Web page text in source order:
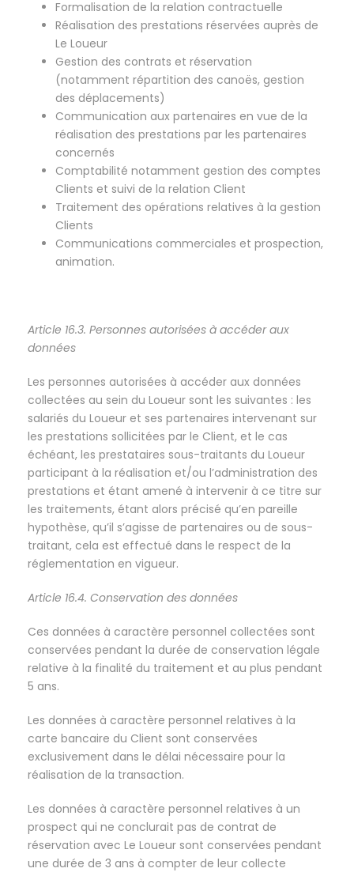
Formalisation de la relation contractuelle
Réalisation des prestations réservées auprès de
Le Loueur
Gestion des contrats et réservation
(notamment répartition des canoës, gestion
des déplacements)
Communication aux partenaires en vue de la
réalisation des prestations par les partenaires
concernés
Comptabilité notamment gestion des comptes
Clients et suivi de la relation Client
Traitement des opérations relatives à la gestion
Clients
Communications commerciales et prospection,
animation.
Article 16.3. Personnes autorisées à accéder aux
données
Les personnes autorisées à accéder aux données
collectées au sein du Loueur sont les suivantes : les
salariés du Loueur et ses partenaires intervenant sur
les prestations sollicitées par le Client, et le cas
échéant, les prestataires sous-traitants du Loueur
participant à la réalisation et/ou l’administration des
prestations et étant amené à intervenir à ce titre sur
les traitements, étant alors précisé qu’en pareille
hypothèse, qu’il s’agisse de partenaires ou de sous-
traitant, cela est effectué dans le respect de la
réglementation en vigueur.
Article 16.4. Conservation des données
Ces données à caractère personnel collectées sont
conservées pendant la durée de conservation légale
relative à la finalité du traitement et au plus pendant
5 ans.
Les données à caractère personnel relatives à la
carte bancaire du Client sont conservées
exclusivement dans le délai nécessaire pour la
réalisation de la transaction.
Les données à caractère personnel relatives à un
prospect qui ne conclurait pas de contrat de
réservation avec Le Loueur sont conservées pendant
une durée de 3 ans à compter de leur collecte